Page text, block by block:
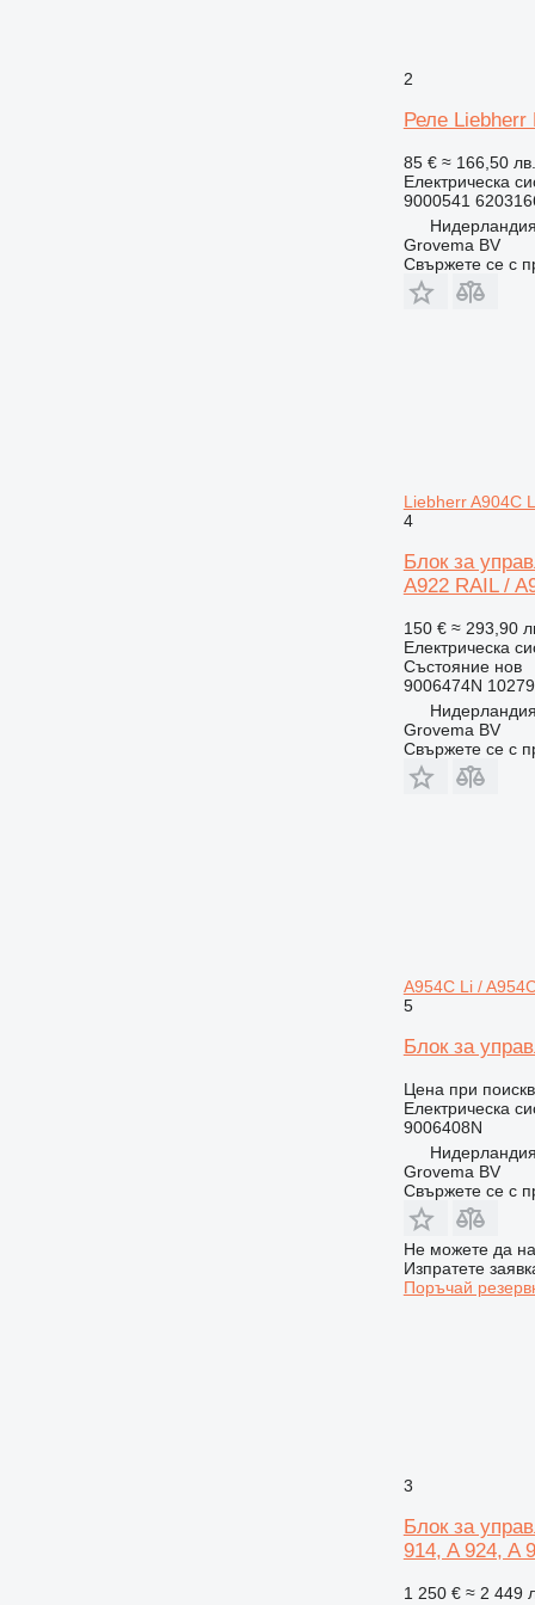
2
Реле Liebherr
85 € ≈ 166,50 лв.
Електрическа
9000541
Grovema BV
Свържете се с
Liebherr A904C
4
Блок за
A922 RAIL /
150 € ≈ 293,90
Електрическа
Състояниенов
9006474N
Grovema BV
Свържете се с
A954C Li /
5
Блок за
Цена при
Електрическа
9006408N
Grovema BV
Свържете се с
Не можете да
Изпратете
Поръчай
3
Блок за
914, A 924, A
1 250 € ≈ 2 449